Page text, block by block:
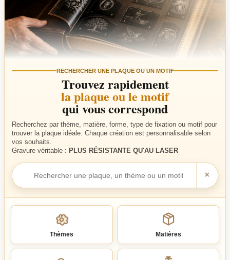
RECHERCHER UNE PLAQUE OU UN MOTIF
Trouvez rapidement
la plaque ou le motif
qui vous correspond
Recherchez par thème, matière, forme, type de fixation ou motif pour
trouver la plaque idéale. Chaque création est personnalisable selon
vos souhaits.
Gravure véritable : PLUS RÉSISTANTE QU'AU LASER
Rechercher
une
plaque
ou
un
×
Thèmes Matières